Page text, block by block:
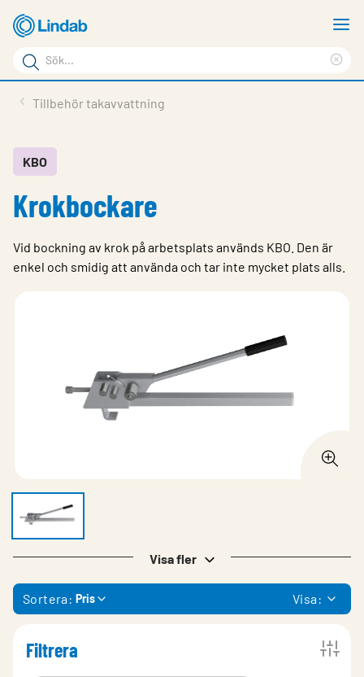
Hoppa
till
huvudinnehållet
Sökord
Sök
på
Service & Support
Hållbarhet
Kontakt
Tillbehör takavvattning
KBO
Krokbockare
Vid bockning av krok på arbetsplats används KBO. Den är
enkel och smidig att använda och tar inte mycket plats alls.
Visa fler
Sortera: Pris Visa:
Filtrera